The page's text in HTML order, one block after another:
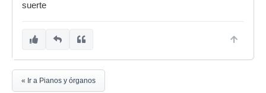
suerte
« Ir a Pianos y órganos